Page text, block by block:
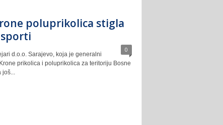
poluprikolica stigla
0
d.o.o. Sarajevo, koja je generalni
prikolica i poluprikolica za teritoriju Bosne
još...